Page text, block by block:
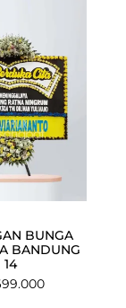
BUNGA
BANDUNG
14